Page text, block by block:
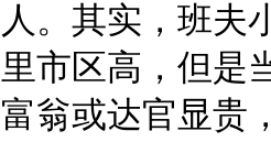
。其实，班夫
市区高，但是
翁或达官显贵